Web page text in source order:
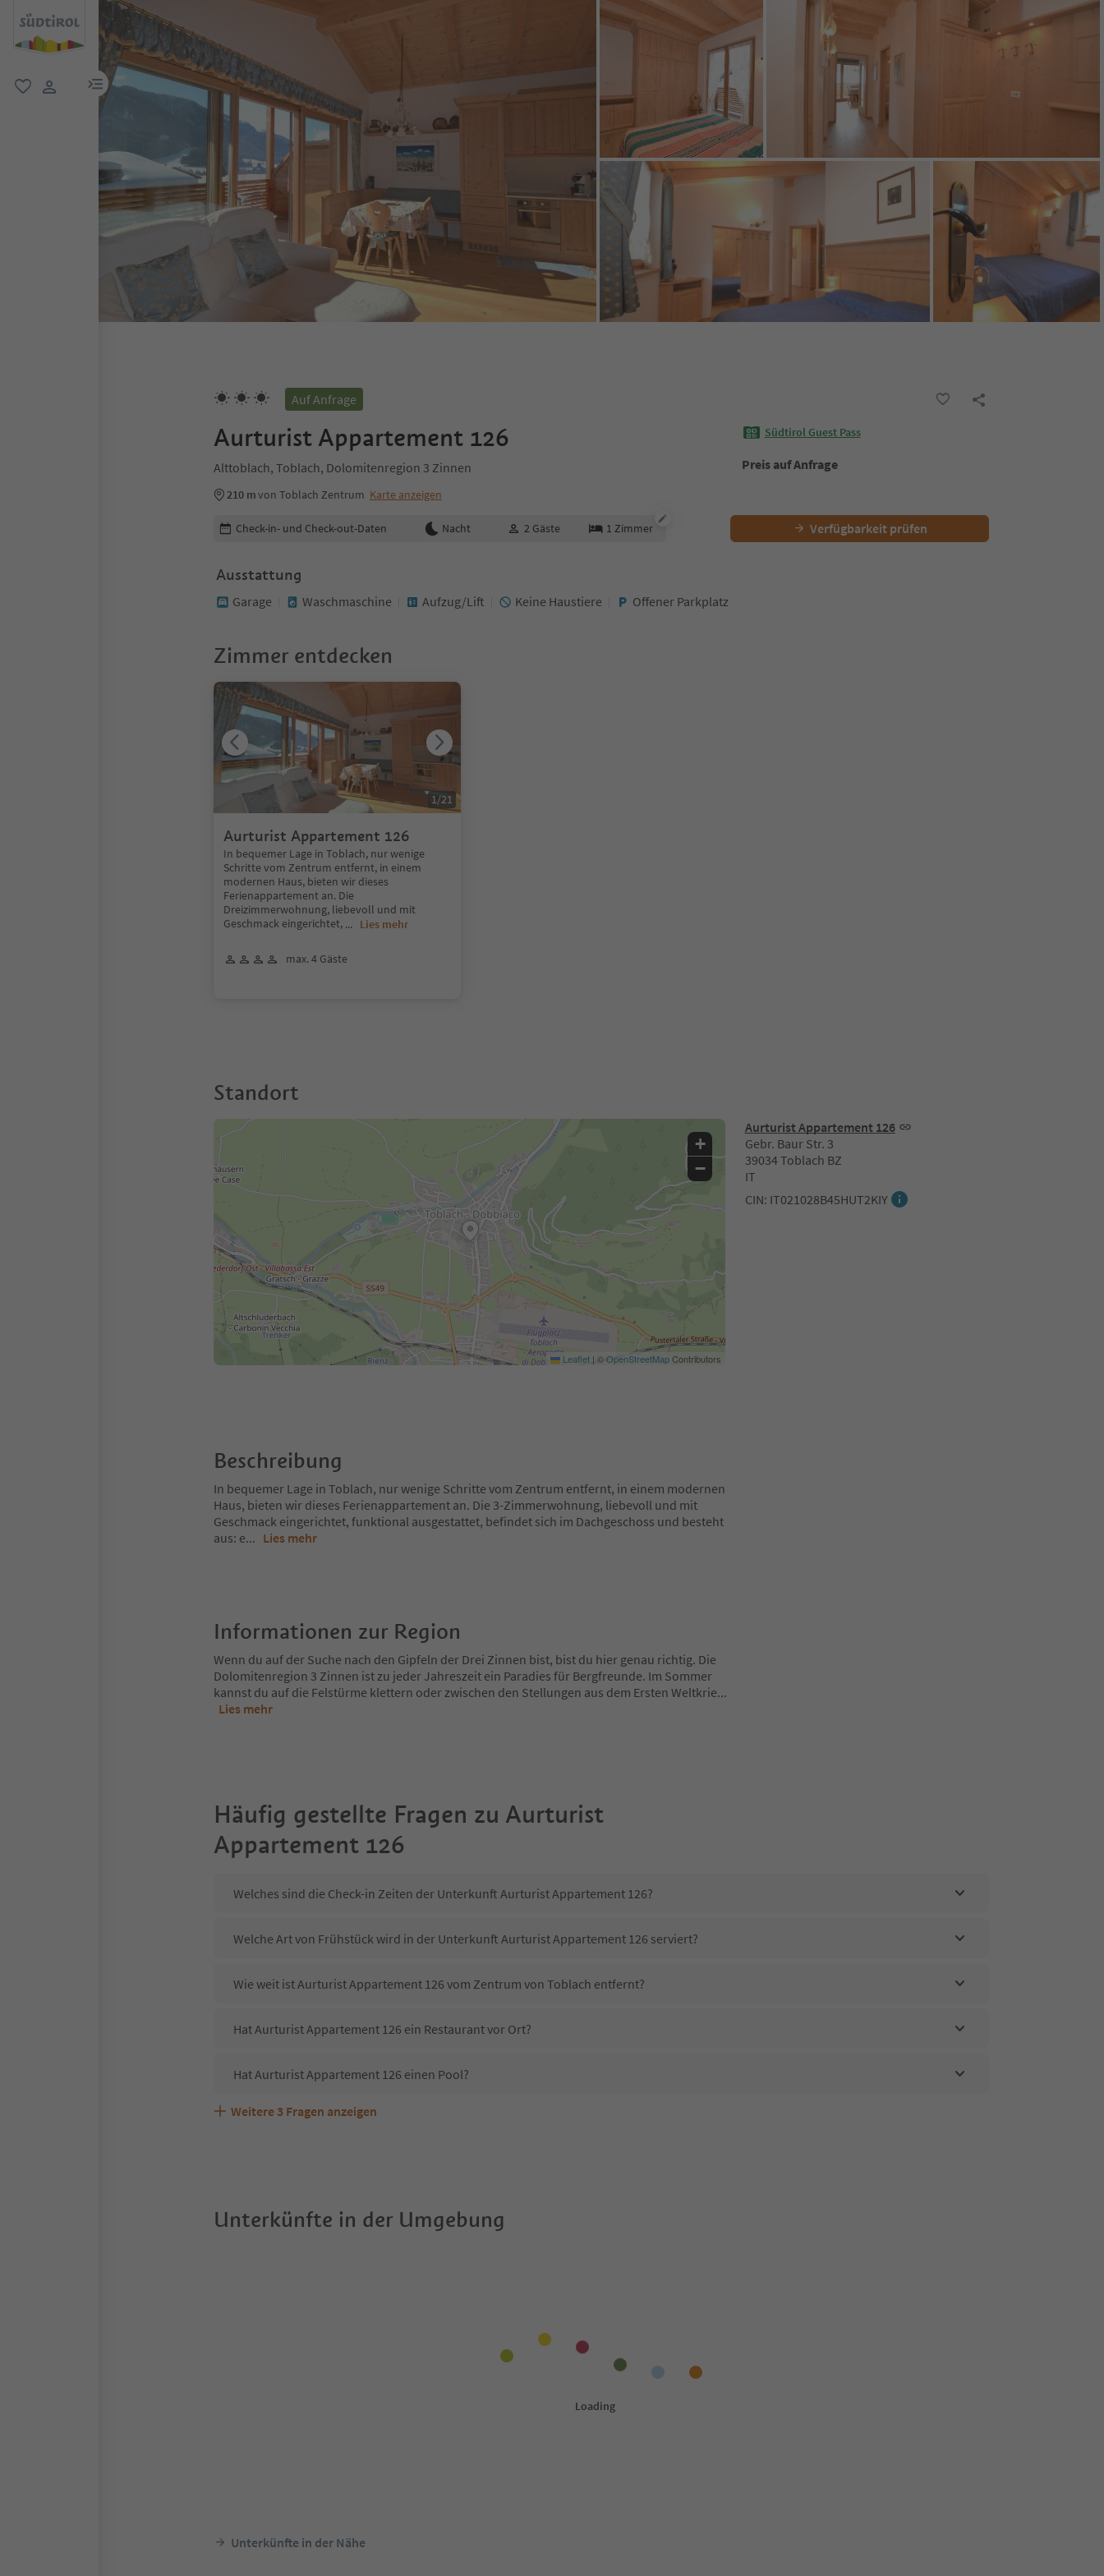
menu link
Auf Anfrage
Aurturist Appartement 126
Alttoblach, Toblach, Dolomitenregion 3 Zinnen
210 mvon Toblach Zentrum Karte anzeigen
Südtirol Guest Pass
Preis auf Anfrage
Buchungsdetails bearbeiten
Check-in- und Check-out-Daten Nacht 2 Gäste 1 Zimmer Verfügbarkeit prüfen
Ausstattung
Garage Waschmaschine Aufzug/Lift Keine Haustiere Offener Parkplatz
Zimmer entdecken
Aurturist Appartement 126
In bequemer Lage in Toblach, nur wenige
Schritte vom Zentrum entfernt, in einem
modernen Haus, bieten wir dieses
Ferienappartement an. Die
Dreizimmerwohnung, liebevoll und mit
Geschmack eingerichtet, ... Lies mehr
max. 4 Gäste
1/21
Standort
Aurturist Appartement 126
Gebr. Baur Str. 3
39034 Toblach BZ
IT
CIN: IT021028B45HUT2KIY
+
−
Leaflet | ©OpenStreetMapContributors
Beschreibung
In bequemer Lage in Toblach, nur wenige Schritte vom Zentrum entfernt, in einem modernen
Haus, bieten wir dieses Ferienappartement an. Die 3-Zimmerwohnung, liebevoll und mit
Geschmack eingerichtet, funktional ausgestattet, befindet sich im Dachgeschoss und besteht
aus: e... Lies mehr
Informationen zur Region
Wenn du auf der Suche nach den Gipfeln der Drei Zinnen bist, bist du hier genau richtig. Die
Dolomitenregion 3 Zinnen ist zu jeder Jahreszeit ein Paradies für Bergfreunde. Im Sommer
kannst du auf die Felstürme klettern oder zwischen den Stellungen aus dem Ersten Weltkrie...
Lies mehr
Häufig gestellte Fragen zu Aurturist
Appartement 126
Welches sind die Check-in Zeiten der Unterkunft Aurturist Appartement 126?
Welche Art von Frühstück wird in der Unterkunft Aurturist Appartement 126 serviert?
Wie weit ist Aurturist Appartement 126 vom Zentrum von Toblach entfernt?
Hat Aurturist Appartement 126 ein Restaurant vor Ort?
Hat Aurturist Appartement 126 einen Pool?
Sind Haustiere in der Unterkunft Aurturist Appartement 126 erlaubt?
Welche Services bietet Aurturist Appartement 126?
Weitere 3 Fragen anzeigen
Unterkünfte in der Umgebung
Unterkünfte in der Nähe